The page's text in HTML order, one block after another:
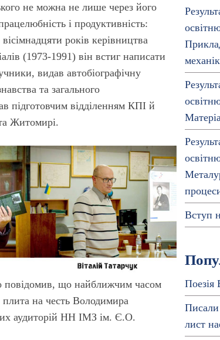
не можна не лише через його
і продуктивність:
років керівництва
(1973-1991) він встиг написати
видав автобіографічну
та загального
підготовчим відділенням КПІ й
Житомирі.
повідомив, що найближчим часом
плита на честь Володимира
аудиторій НН ІМЗ ім. Є.О.
Вступ
Поезія
Писали
лист